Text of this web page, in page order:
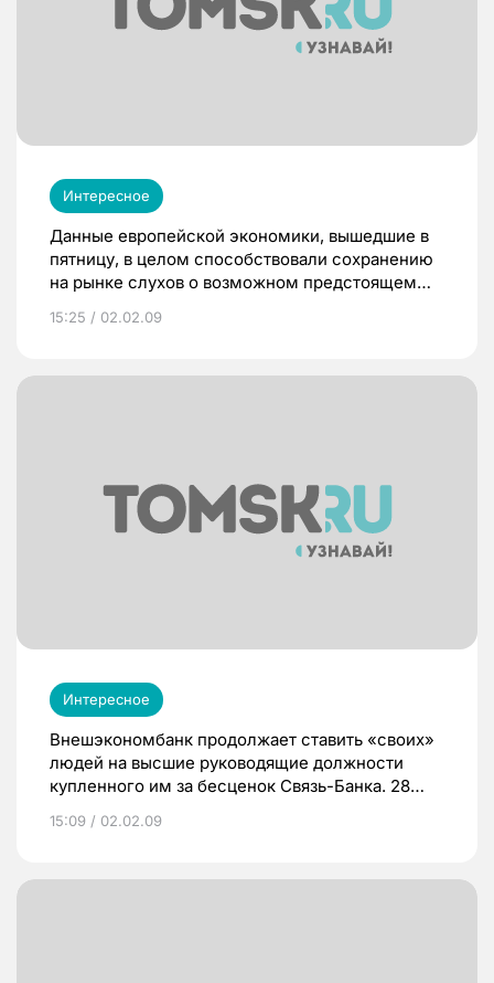
Интересное
Данные европейской экономики, вышедшие в
пятницу, в целом способствовали сохранению
на рынке слухов о возможном предстоящем
15:25 / 02.02.09
Интересное
Внешэкономбанк продолжает ставить «своих»
людей на высшие руководящие должности
купленного им за бесценок Связь-Банка. 28
Банка назначен Павел Рыченков, до этого
управления краткосрочной ликвидностью и
15:09 / 02.02.09